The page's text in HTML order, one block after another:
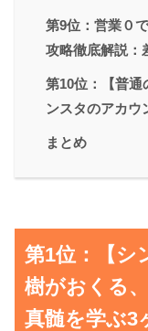
第9位：営業０
攻略徹底解説：
第10位：【普通
ンスタのアカウ
まとめ
第1位：【シ
樹がおくる
真髄を学ぶ3